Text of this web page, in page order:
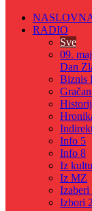
RADIO
Sve
09.
Dan
Biznis
Info 5
Info 8
Iz
Iz MZ
Izaberi
Izbori